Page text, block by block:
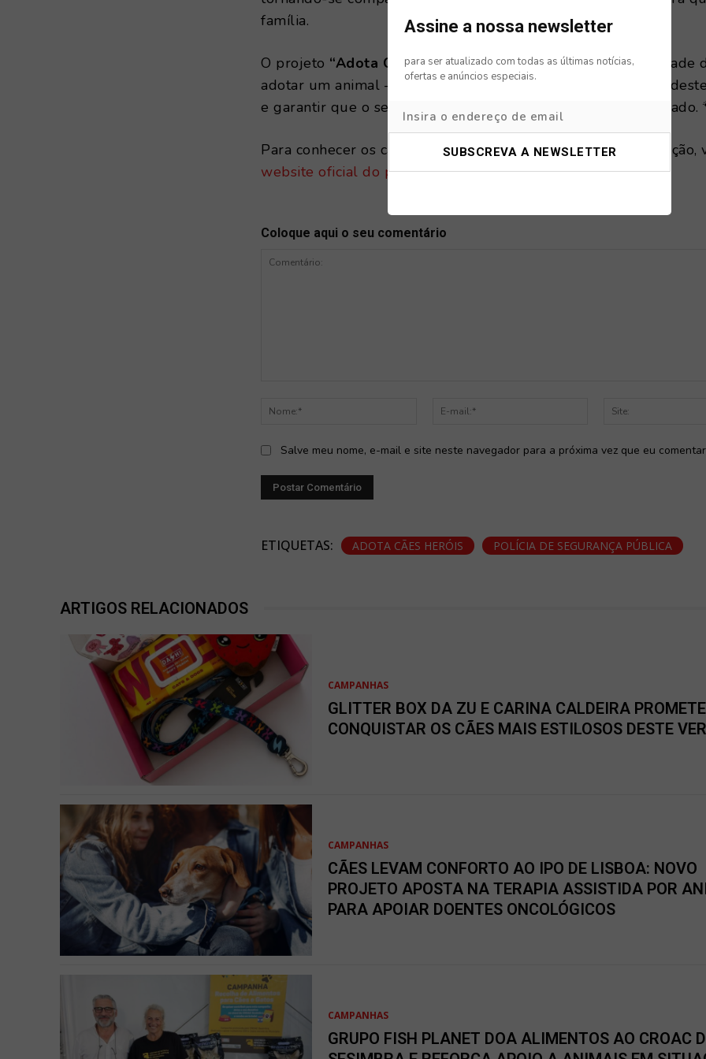
família.
O projeto “Adota Cães Heróis”não é apenas uma oportunidade
adotar um animal — é uma forma de honrar o compromisso
e garantir que o seu legado de serviço continue a ser valorizado.
Para conhecer os cães disponíveis e iniciar o processo de adoção,
website oficial do projeto.
Coloque aqui o seu comentário
Nome:*
Salve meu nome, e-mail e site neste navegador para a próxima vez que eu
ETIQUETAS: ADOTA CÃES HERÓIS POLÍCIA DE SEGURANÇA PÚBLICA
ARTIGOS RELACIONADOS
CAMPANHAS
GLITTER BOX DA ZU E CARINA CALDEIRA PROMETE
CONQUISTAR OS CÃES MAIS ESTILOSOS DESTE
CAMPANHAS
CÃES LEVAM CONFORTO AO IPO DE LISBOA: NOVO
PROJETO APOSTA NA TERAPIA ASSISTIDA POR
PARA APOIAR DOENTES ONCOLÓGICOS
CAMPANHAS
GRUPO FISH PLANET DOA ALIMENTOS AO CROAC
Assine a nossa newsletter
para ser atualizado com todas as últimas notícias,
ofertas e anúncios especiais.